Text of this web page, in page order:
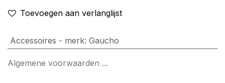
Toevoegen aan verlanglijst
Accessoires - merk: Gaucho
Algemene voorwaarden ...